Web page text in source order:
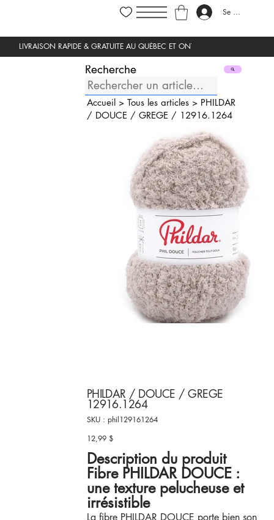
Se connecter
Recherche
Accueil> Tous les articles> PHILDAR
/ DOUCE / GREGE / 12916.1264
PHILDAR / DOUCE / GREGE
12916.1264
SKU :
SKU
phil129161264
phil129161264
Prix
12,99 $
Description du produit
Fibre PHILDAR DOUCE :
une texture pelucheuse et
irrésistible
La fibre PHILDAR DOUCE porte bien son